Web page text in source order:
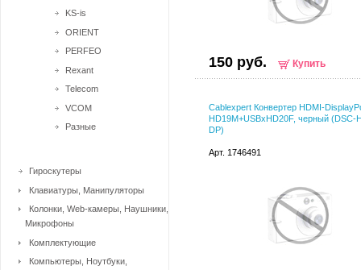
150 руб. Купить
Cablexpert Конвертер HDMI-
HD19M+USBxHD20F, черный (DSC-
DP)
Арт. 1746491
KS-is
ORIENT
PERFEO
Rexant
Telecom
VCOM
Разные
Гироскутеры
Клавиатуры, Манипуляторы
Колонки, Web-камеры, Наушники,
Микрофоны
Комплектующие
Компьютеры, Ноутбуки,